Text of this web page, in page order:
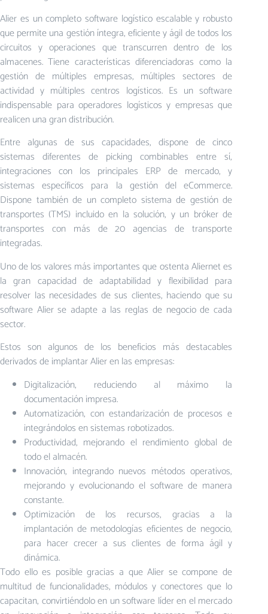
Alier es un completo software logístico escalable y robusto
que permite una gestión íntegra, eficiente y ágil de todos los
circuitos y operaciones que transcurren dentro de los
almacenes. Tiene características diferenciadoras como la
gestión de múltiples empresas, múltiples sectores de
actividad y múltiples centros logísticos. Es un software
indispensable para operadores logísticos y empresas que
realicen una gran distribución.
Entre algunas de sus capacidades, dispone de cinco
sistemas diferentes de picking combinables entre sí,
integraciones con los principales ERP de mercado, y
sistemas específicos para la gestión del eCommerce.
Dispone también de un completo sistema de gestión de
transportes (TMS) incluido en la solución, y un bróker de
transportes con más de 20 agencias de transporte
integradas.
Uno de los valores más importantes que ostenta Aliernet es
la gran capacidad de adaptabilidad y flexibilidad para
resolver las necesidades de sus clientes, haciendo que su
software Alier se adapte a las reglas de negocio de cada
sector.
Estos son algunos de los beneficios más destacables
derivados de implantar Alier en las empresas:
Digitalización, reduciendo al máximo la
documentación impresa.
Automatización, con estandarización de procesos e
integrándolos en sistemas robotizados.
Productividad, mejorando el rendimiento global de
todo el almacén.
Innovación, integrando nuevos métodos operativos,
mejorando y evolucionando el software de manera
constante.
Optimización de los recursos, gracias a la
implantación de metodologías eficientes de negocio,
para hacer crecer a sus clientes de forma ágil y
dinámica.
Todo ello es posible gracias a que Alier se compone de
multitud de funcionalidades, módulos y conectores que lo
capacitan, convirtiéndolo en un software líder en el mercado